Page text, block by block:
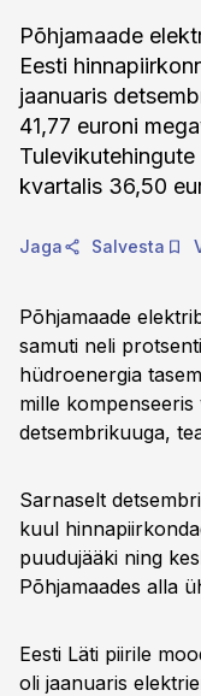
Põhjamaade
Eesti
jaanuaris
41,77 euroni
kvartalis 36,50
Jaga Salvesta
Põhjamaade
samuti neli
hüdroenergia
mille
detsembrikuuga,
Sarnaselt
kuul
puudujääki ning
Põhjamaades alla
Eesti Läti piirile
oli jaanuaris